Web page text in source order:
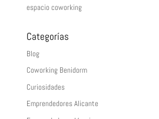
espacio coworking
Categorías
Blog
Coworking Benidorm
Curiosidades
Emprendedores Alicante